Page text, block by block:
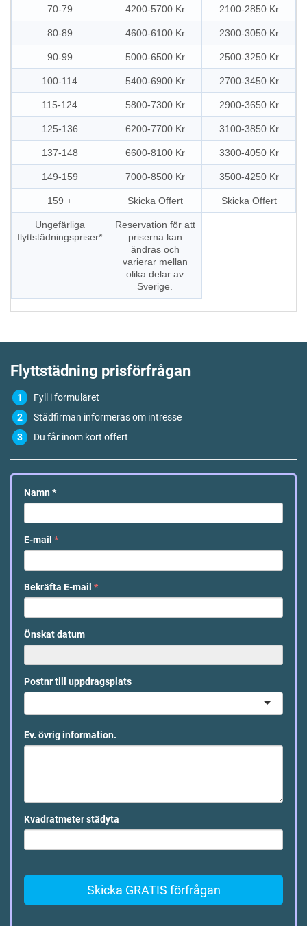
70-79 4200-5700 Kr 2100-2850 Kr
80-89 4600-6100 Kr 2300-3050 Kr
90-99 5000-6500 Kr 2500-3250 Kr
100-114 5400-6900 Kr 2700-3450 Kr
115-124 5800-7300 Kr 2900-3650 Kr
125-136 6200-7700 Kr 3100-3850 Kr
137-148 6600-8100 Kr 3300-4050 Kr
149-159 7000-8500 Kr 3500-4250 Kr
159 + Skicka Offert Skicka Offert
Ungefärliga
flyttstädningspriser*
Reservation för att
priserna kan
ändras och
varierar mellan
olika delar av
Sverige.
Flyttstädning prisförfrågan
Fyll i formuläret
Städfirman informeras om intresse
Du får inom kort offert
Namn *
E-mail *
Bekräfta E-mail *
Önskat datum
Postnr till uppdragsplats
Ev. övrig information.
Kvadratmeter städyta
Skicka GRATIS förfrågan